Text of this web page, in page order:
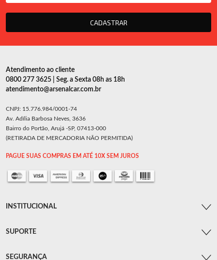
CADASTRAR
Atendimento ao cliente
0800 277 3625 | Seg. a Sexta 08h as 18h
atendimento@arsenalcar.com.br
CNPJ: 15.776.984/0001-74
Av. Adília Barbosa Neves, 3636
Bairro do Portão, Arujá -SP, 07413-000
(RETIRADA DE MERCADORIA NÃO PERMITIDA)
PAGUE SUAS COMPRAS EM ATÉ 10X SEM JUROS
INSTITUCIONAL
SUPORTE
SEGURANÇA